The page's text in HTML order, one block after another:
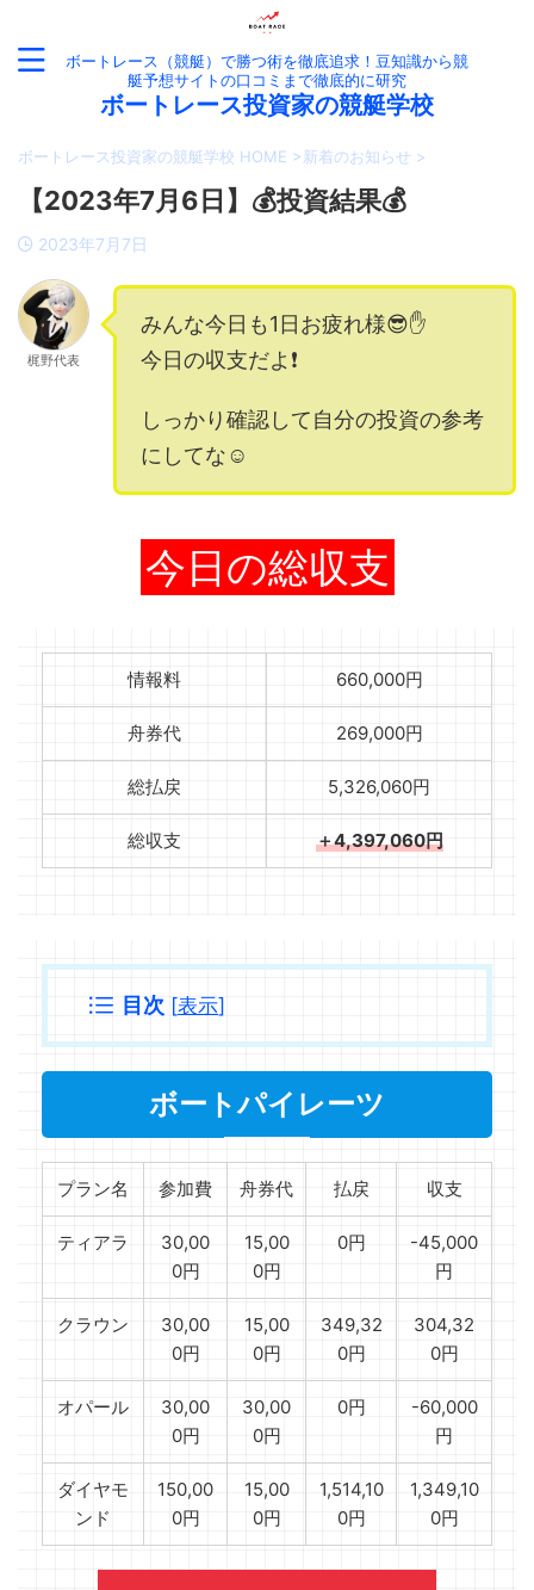
ボートレース（競艇）で勝つ術を徹底追求！豆知識から競
艇予想サイトの口コミまで徹底的に研究
ボートレース投資家の競艇学校
ボートレース投資家の競艇学校 HOME >新着のお知らせ >
【2023年7月6日】💰投資結果💰
2023年7月7日
梶野代表
みんな今日も1日お疲れ様😎✋
今日の収支だよ❗️
しっかり確認して自分の投資の参考
にしてな☺️
今日の総収支
情報料 660,000円
舟券代 269,000円
総払戻 5,326,060円
総収支 ＋4,397,060円
目次 [表示]
ボートパイレーツ
プラン名 参加費 舟券代 払戻 収支
ティアラ
30,00
0円
15,00
0円
0円
-45,000
円
クラウン
30,00
0円
15,00
0円
349,32
0円
304,32
0円
オパール
30,00
0円
30,00
0円
0円
-60,000
円
ダイヤモ
ンド
150,00
0円
15,00
0円
1,514,10
0円
1,349,10
0円